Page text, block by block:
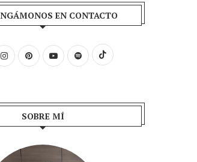
EN CONTACTO
SOBRE MÍ